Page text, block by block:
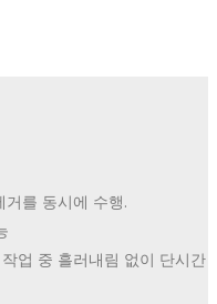
를 동시에 수행.
업 중 흘러내림 없이 단시간